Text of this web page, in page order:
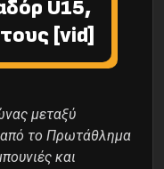
U15,
[vid]
μεταξύ
από το Πρωτάθλημα
και